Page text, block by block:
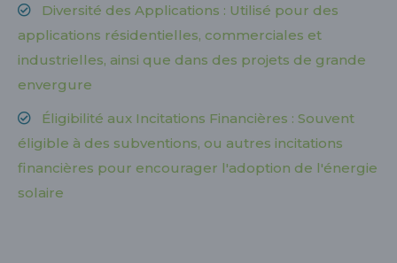
Diversité des Applications : Utilisé pour des
applications résidentielles, commerciales et
industrielles, ainsi que dans des projets de grande
envergure
Éligibilité aux Incitations Financières : Souvent
éligible à des subventions, ou autres incitations
financières pour encourager l'adoption de l'énergie
solaire